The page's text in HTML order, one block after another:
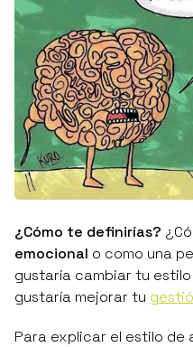
¿Cómo te definirías?
emocional o como una
gustaría cambiar tu
gustaría mejorar tu
Para explicar el estilo